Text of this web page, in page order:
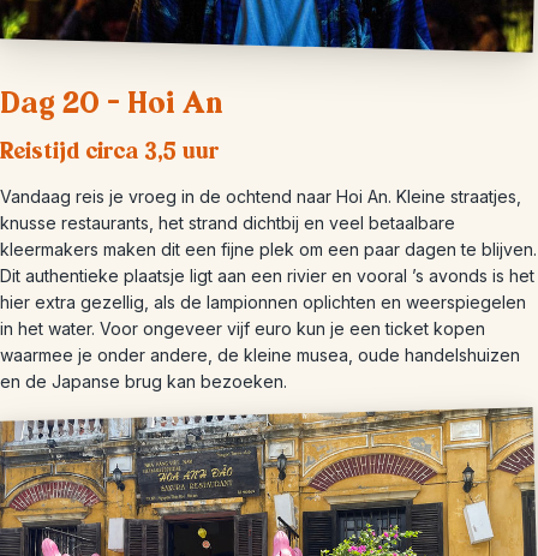
Dag 20 – Hoi An
Reistijd circa 3,5 uur
Vandaag reis je vroeg in de ochtend naar Hoi An. Kleine straatjes,
knusse restaurants, het strand dichtbij en veel betaalbare
kleermakers maken dit een fijne plek om een paar dagen te blijven.
Dit authentieke plaatsje ligt aan een rivier en vooral ’s avonds is het
hier extra gezellig, als de lampionnen oplichten en weerspiegelen
in het water. Voor ongeveer vijf euro kun je een ticket kopen
waarmee je onder andere, de kleine musea, oude handelshuizen
en de Japanse brug kan bezoeken.